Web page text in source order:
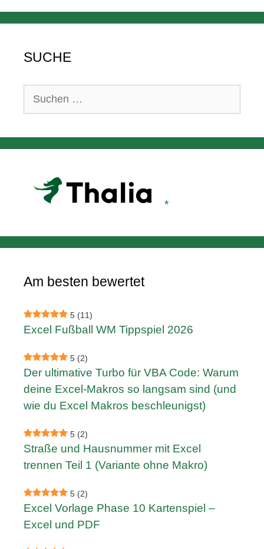
SUCHE
Suchen
Am besten bewertet
5 (11)
Excel Fußball WM Tippspiel 2026
5 (2)
Der ultimative Turbo für VBA Code: Warum
deine Excel-Makros so langsam sind (und
wie du Excel Makros beschleunigst)
5 (2)
Straße und Hausnummer mit Excel
trennen Teil 1 (Variante ohne Makro)
5 (2)
Excel Vorlage Phase 10 Kartenspiel –
Excel und PDF